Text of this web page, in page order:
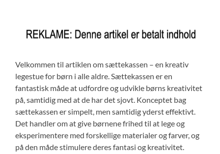
Velkommen til artiklen om sættekassen – en kreativ
legestue for børn i alle aldre. Sættekassen er en
fantastisk måde at udfordre og udvikle børns kreativitet
på, samtidig med at de har det sjovt. Konceptet bag
sættekassen er simpelt, men samtidig yderst effektivt.
Det handler om at give børnene frihed til at lege og
eksperimentere med forskellige materialer og farver, og
på den måde stimulere deres fantasi og kreativitet.